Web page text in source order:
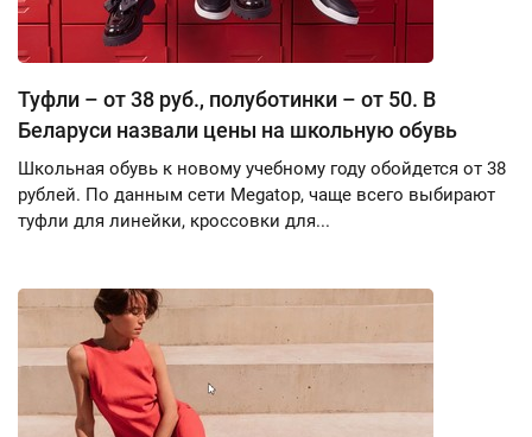
Туфли – от 38 руб., полуботинки – от 50. В
Беларуси назвали цены на школьную обувь
Школьная обувь к новому учебному году обойдется от 38
рублей. По данным сети Megatop, чаще всего выбирают
туфли для линейки, кроссовки для...